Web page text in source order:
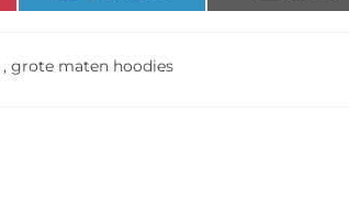
, grote maten hoodies